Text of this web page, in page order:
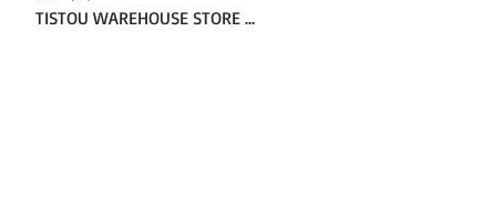
TISTOU WAREHOUSE STORE （3）